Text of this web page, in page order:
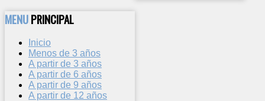
MENUPRINCIPAL
Inicio
Menos de 3 años
A partir de 3 años
A partir de 6 años
A partir de 9 años
A partir de 12 años